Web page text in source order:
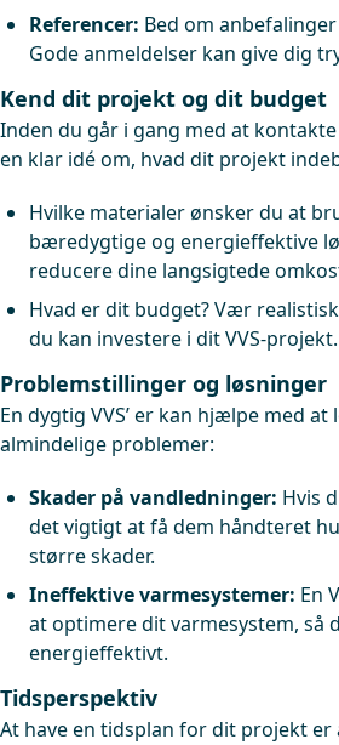
Referencer: Bed om
Gode anmeldelser kan give dig
Kend dit projekt og dit budget
Inden du går i gang med at kontakte
en klar idé om, hvad dit projekt
Hvilke materialer ønsker du at
bæredygtige og energieffektive
reducere dine langsigtede
Hvad er dit budget? Vær
du kan investere i dit VVS-projekt.
Problemstillinger og løsninger
En dygtig VVS’ er kan hjælpe med at
almindelige problemer:
Skader på vandledninger: Hvis
det vigtigt at få dem håndteret
større skader.
Ineffektive varmesystemer: En
at optimere dit varmesystem, så
energieffektivt.
Tidsperspektiv
At have en tidsplan for dit projekt er